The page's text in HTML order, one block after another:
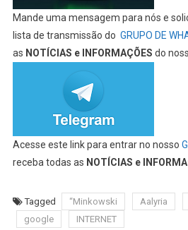
Mande uma mensagem para nós e
lista de transmissão do GRUPO DE
as NOTÍCIAS e INFORMAÇÕES do
Acesse este link para entrar no nosso
receba todas as NOTÍCIAS e
Tagged “Minkowski Aalyria
google
INTERNET